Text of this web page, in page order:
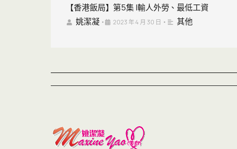
【香港飯局】第5集 |輸人外勞、最低工資
姚潔凝 • 2023 年 4 月 30 日 • 其他